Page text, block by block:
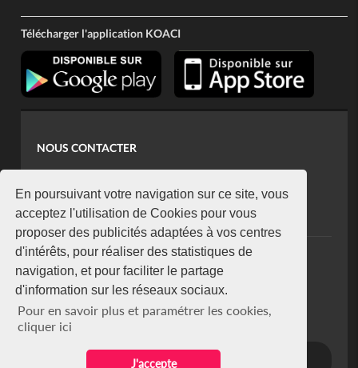
En poursuivant votre navigation sur ce site, vous
acceptez l'utilisation de Cookies pour vous
proposer des publicités adaptées à vos centres
d'intérêts, pour réaliser des statistiques de
navigation, et pour faciliter le partage
d'information sur les réseaux sociaux.
Pour en savoir plus et paramétrer les cookies,
cliquer ici
J'accepte
Télécharger l'application KOACI
NOUS CONTACTER
koaci@yahoo.fr
+225 07 08 85 52 93
NEWSLETTER
Restez connecté via notre newsletter
S'abonner
Se désabonner